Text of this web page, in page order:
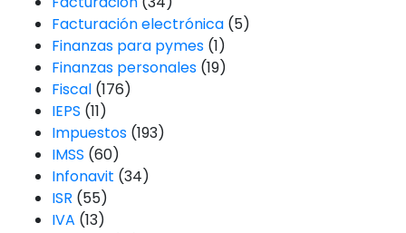
Facturación electrónica(5)
Finanzas para pymes(1)
Finanzas personales(19)
Fiscal(176)
IEPS (11)
Impuestos(193)
IMSS (60)
Infonavit (34)
ISR (55)
IVA (13)